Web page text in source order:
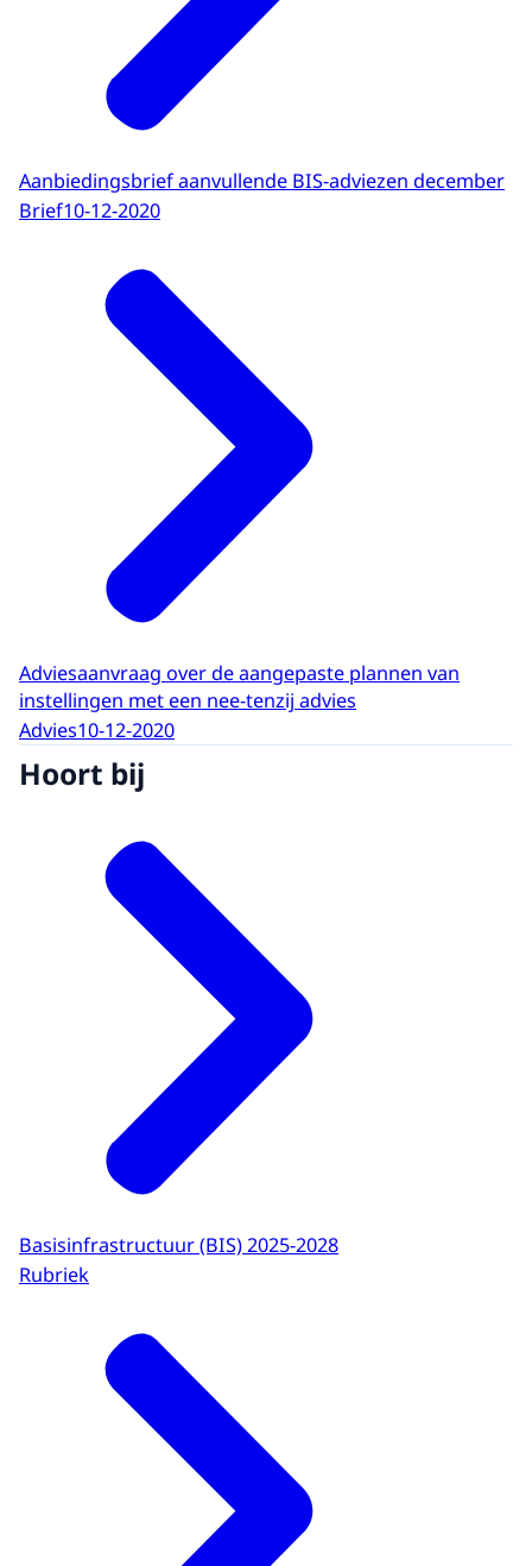
Aanbiedingsbrief aanvullende BIS-adviezen december
Brief10-12-2020
Adviesaanvraag over de aangepaste plannen van
instellingen met een nee-tenzij advies
Advies10-12-2020
Hoort bij
Basisinfrastructuur (BIS) 2025-2028
Rubriek